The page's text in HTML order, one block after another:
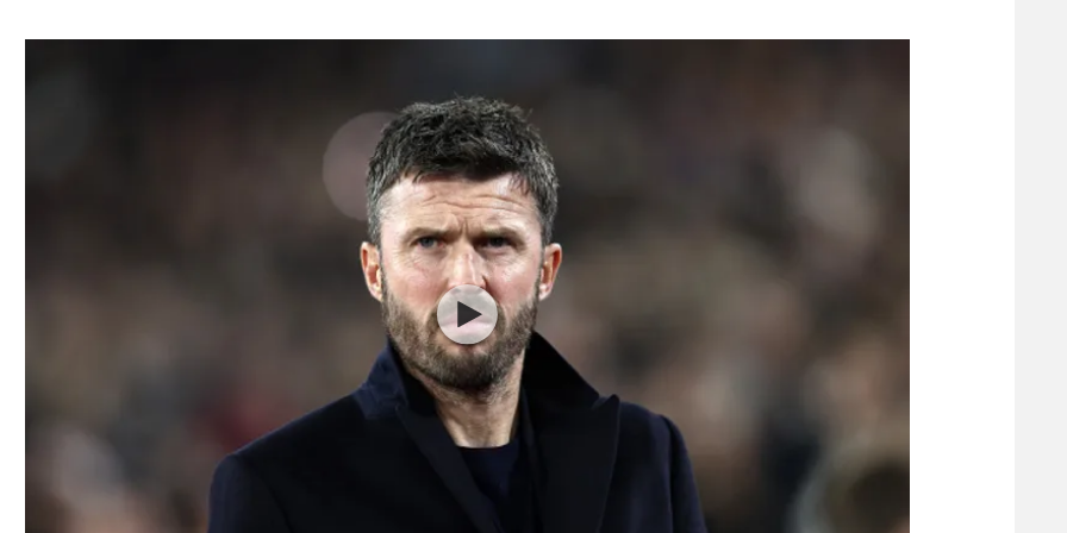
לוח דרושים – ג'ובנט
הפועל תל אביב
הפועל באר שבע
מכבי נתניה
בני יהודה
ליגה סינית
ליגות נוספות